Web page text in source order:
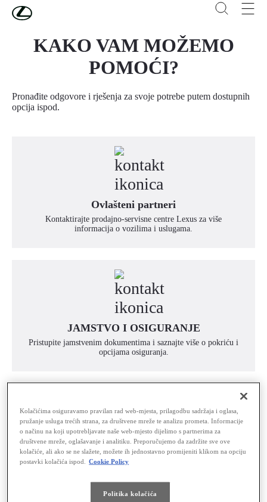
Skip to Main Content
KAKO VAM MOŽEMO
POMOĆI?
Pronađite odgovore i rješenja za svoje potrebe putem dostupnih
opcija ispod.
Ovlašteni partneri
Kontaktirajte prodajno-servisne centre Lexus za više
informacija o vozilima i uslugama.
JAMSTVO I OSIGURANJE
Pristupite jamstvenim dokumentima i saznajte više o pokriću i
opcijama osiguranja.
E-NARUČIVANJE NA SERVIS
Brzo i praktično rezervirajte svoj termin servisa online.
Kolačićima osiguravamo pravilan rad web-mjesta, prilagodbu sadržaja i oglasa,
pružanje usluga trećih strana, za društvene mreže te analizu prometa. Informacije
o načinu na koji upotrebljavate naše web-mjesto dijelimo s partnerima za
društvene mreže, oglašavanje i analitiku. Preporučujemo da zadržite sve ove
kolačiće, ali ako se ne slažete, možete ih jednostavno promijeniti klikom na opciju
postavki kolačića ispod.
Cookie Policy
Politika kolačića